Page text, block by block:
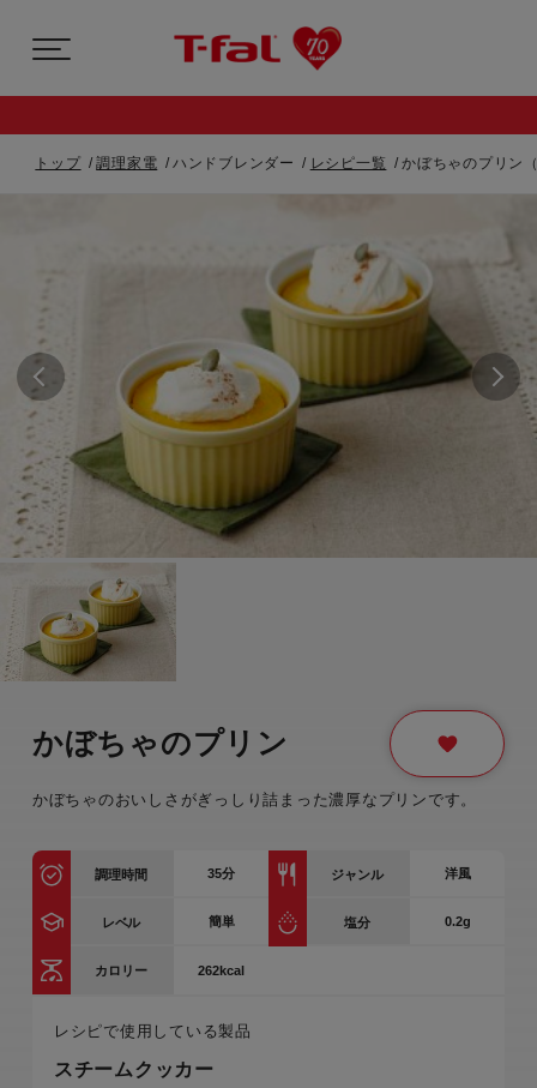
トップ 調理家電 ハンドブレンダー レシピ一覧 かぼちゃのプリン
かぼちゃのプリン
かぼちゃのおいしさがぎっしり詰まった濃厚なプリンです。
調理時間 35分 ジャンル 洋風
レベル 簡単 塩分 0.2g
カロリー 262kcal
レシピで使用している製品
スチームクッカー